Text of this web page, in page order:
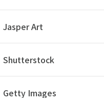
Jasper Art
Shutterstock
Getty Images